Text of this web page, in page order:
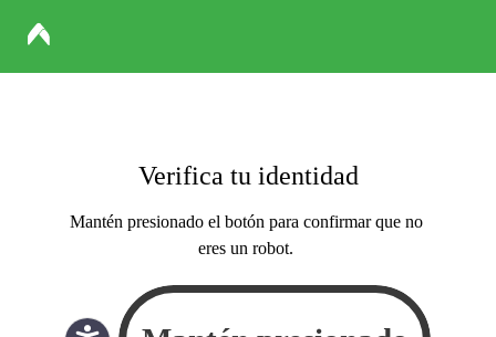
Verifica tu identidad
Mantén presionado el botón para confirmar que no
eres un robot.